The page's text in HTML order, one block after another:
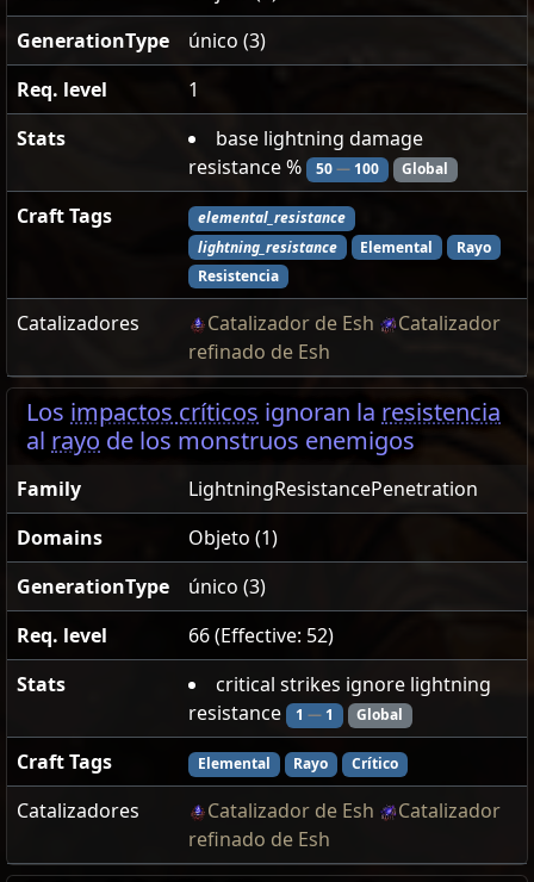
GenerationType
único (3)
Req. level
1
Stats
base lightning damage
resistance %
50—100 Global
Craft Tags
elemental_resistance
lightning_resistance
Elemental
Rayo
Resistencia
Catalizadores Catalizador de Esh
Catalizador
refinado de Esh
Los impactos críticos ignoran la resistencia
al rayo de los monstruos enemigos
Family
LightningResistancePenetration
Domains
Objeto (1)
GenerationType
único (3)
Req. level
66 (Effective: 52)
Stats
critical strikes ignore lightning
resistance
1 —1 Global
Craft Tags Elemental Rayo Crítico
Catalizadores Catalizador de Esh
Catalizador
refinado de Esh